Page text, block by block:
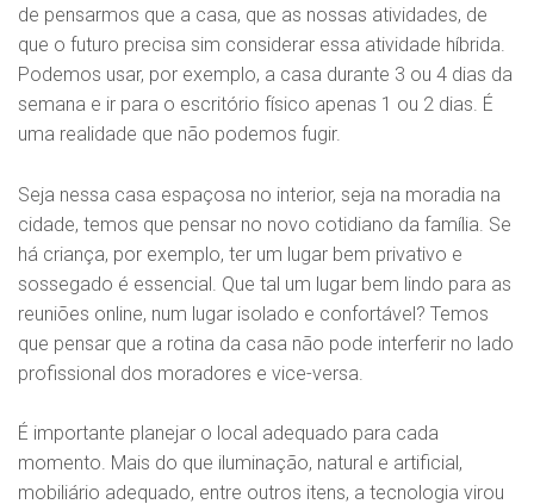
de pensarmos que a casa, que as nossas atividades, de
que o futuro precisa sim considerar essa atividade híbrida.
Podemos usar, por exemplo, a casa durante 3 ou 4 dias da
semana e ir para o escritório físico apenas 1 ou 2 dias. É
uma realidade que não podemos fugir.
Seja nessa casa espaçosa no interior, seja na moradia na
cidade, temos que pensar no novo cotidiano da família. Se
há criança, por exemplo, ter um lugar bem privativo e
sossegado é essencial. Que tal um lugar bem lindo para as
reuniões online, num lugar isolado e confortável? Temos
que pensar que a rotina da casa não pode interferir no lado
profissional dos moradores e vice-versa.
É importante planejar o local adequado para cada
momento. Mais do que iluminação, natural e artificial,
mobiliário adequado, entre outros itens, a tecnologia virou